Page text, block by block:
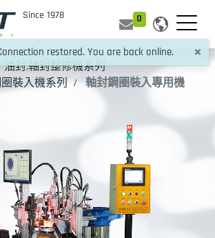
0
油封,軸封整修機系列
裝入機系列
軸封鋼圈裝入專用機
×
restored. You are back online.